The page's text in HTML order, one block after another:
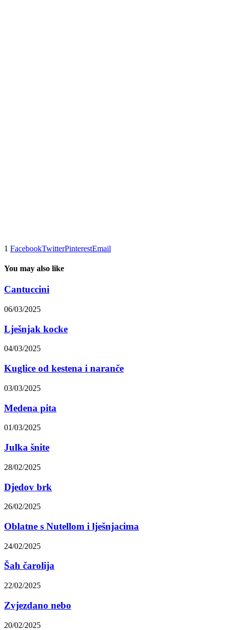
1 FacebookTwitterPinterestEmail
You may also like
Cantuccini
06/03/2025
Lješnjak kocke
04/03/2025
Kuglice od kestena i naranče
03/03/2025
Medena pita
01/03/2025
Julka šnite
28/02/2025
Djedov brk
26/02/2025
Oblatne s Nutellom i lješnjacima
24/02/2025
Šah čarolija
22/02/2025
Zvjezdano nebo
20/02/2025